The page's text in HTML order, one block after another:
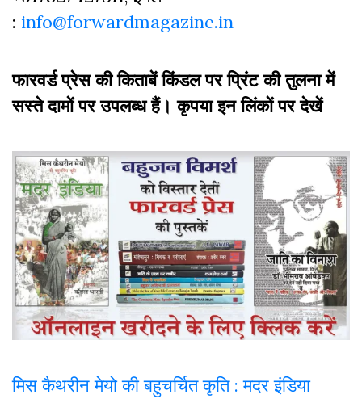
: info@forwardmagazine.in
फारवर्ड प्रेस की किताबें किंडल पर प्रिंट की तुलना में
सस्ते दामों पर उपलब्ध हैं। कृपया इन लिंकों पर देखें
मिस कैथरीन मेयो की बहुचर्चित कृति : मदर इंडिया